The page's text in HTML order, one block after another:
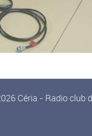
Céria - Radio club